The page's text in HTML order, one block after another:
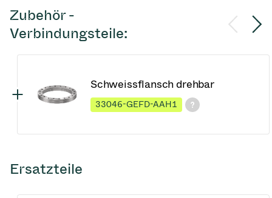
Zubehör -
Verbindungsteile:
Schweissflansch drehbar
33046-GEFD-AAH1
Ersatzteile